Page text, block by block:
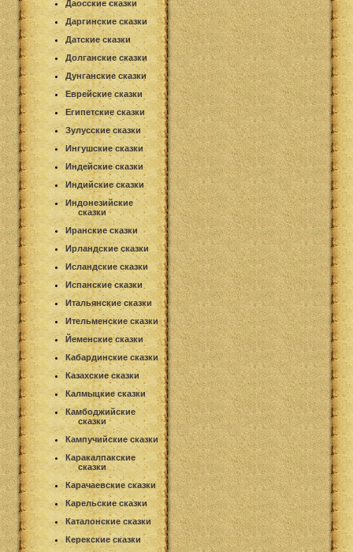
Даосские сказки
Даргинские сказки
Датские сказки
Долганские сказки
Дунганские сказки
Еврейские сказки
Египетские сказки
Зулусские сказки
Ингушские сказки
Индейские сказки
Индийские сказки
Индонезийские
сказки
Иранские сказки
Ирландские сказки
Исландские сказки
Испанские сказки
Итальянские сказки
Ительменские сказки
Йеменские сказки
Кабардинские сказки
Казахские сказки
Калмыцкие сказки
Камбоджийские
сказки
Кампучийские сказки
Каракалпакские
сказки
Карачаевские сказки
Карельские сказки
Каталонские сказки
Керекские сказки